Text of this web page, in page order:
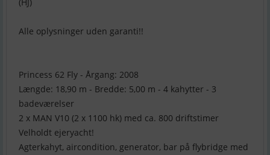
(HJ)
Alle oplysninger uden garanti!!
Princess 62 Fly - Årgang: 2008
Længde: 18,90 m - Bredde: 5,00 m - 4 kahytter - 3
badeværelser
2 x MAN V10 (2 x 1100 hk) med ca. 800 driftstimer
Velholdt ejeryacht!
Agterkahyt, aircondition, generator, bar på flybridge med